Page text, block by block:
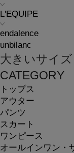
L'EQUIPE
endalence
unbilanc
大きいサイズ
CATEGORY
トップス
アウター
パンツ
スカート
ワンピース
オールインワン・